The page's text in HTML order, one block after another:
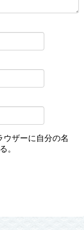
ウザーに自分の名
。